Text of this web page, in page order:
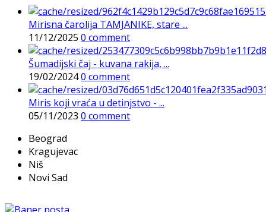
Mirisna čarolija TAMJANIKE, stare ...
11/12/2025 0 comment
Šumadijski čaj - kuvana rakija, ...
19/02/20240 comment
Miris koji vraća u detinjstvo - ...
05/11/2023 0 comment
Beograd
Kragujevac
Niš
Novi Sad